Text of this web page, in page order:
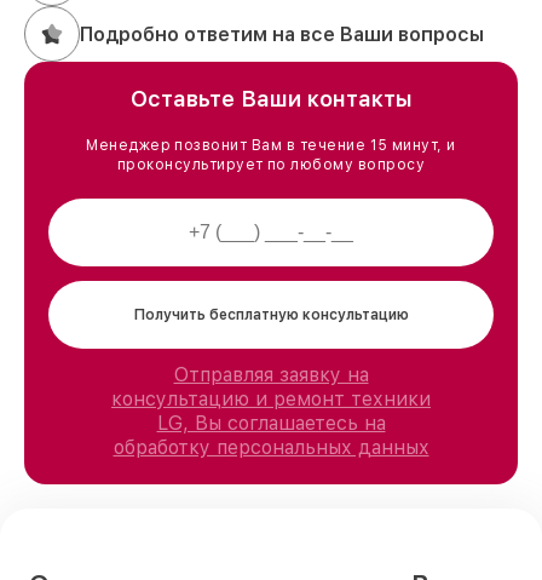
Подробно ответим на все Ваши вопросы
Оставьте Ваши контакты
Менеджер позвонит Вам в течение 15 минут, и
проконсультирует по любому вопросу
Получить бесплатную консультацию
Отправляя заявку на
консультацию и ремонт техники
LG, Вы соглашаетесь на
обработку персональных данных